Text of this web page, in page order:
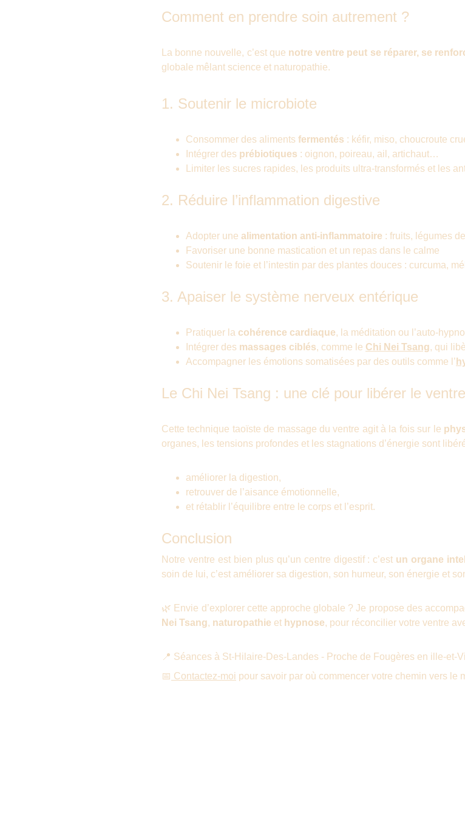
Comment en prendre soin autrement ?
La bonne nouvelle, c’est que notre ventre peut se réparer, se
globale mêlant science et naturopathie.
1. Soutenir le microbiote
Consommer des aliments fermentés : kéfir, miso, choucroute
Intégrer des prébiotiques : oignon, poireau, ail, artichaut…
Limiter les sucres rapides, les produits ultra-transformés et les
2. Réduire l’inflammation digestive
Adopter une alimentation anti-inflammatoire : fruits, légumes
Favoriser une bonne mastication et un repas dans le calme
Soutenir le foie et l’intestin par des plantes douces : curcuma,
3. Apaiser le système nerveux entérique
Pratiquer la cohérence cardiaque, la méditation ou l’auto-
Intégrer des massages ciblés, comme le Chi Nei Tsang, qui
Accompagner les émotions somatisées par des outils comme l’
Le Chi Nei Tsang : une clé pour libérer le
Cette technique taoïste de massage du ventre agit à la fois sur le
organes, les tensions profondes et les stagnations d’énergie sont
améliorer la digestion,
retrouver de l’aisance émotionnelle,
et rétablir l’équilibre entre le corps et l’esprit.
Conclusion
Notre ventre est bien plus qu’un centre digestif : c’est un organe
soin de lui, c’est améliorer sa digestion, son humeur, son énergie et
🌿 Envie d’explorer cette approche globale ? Je propose des
Nei Tsang, naturopathie et hypnose, pour réconcilier votre ventre
📍 Séances à St-Hilaire-Des-Landes - Proche de Fougères en ille-et-
📅 Contactez-moi pour savoir par où commencer votre chemin vers le